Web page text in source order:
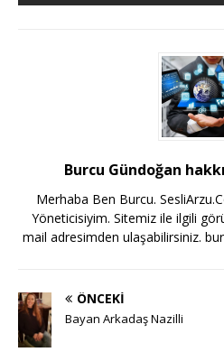
Burcu Gündoğan
Merhaba Ben Burcu.
Yöneticisiyim. Sitemiz ile ilgili
mail adresimden ulaşabilirsiniz.
ÖNCEKI
Bayan Arkadaş Nazilli